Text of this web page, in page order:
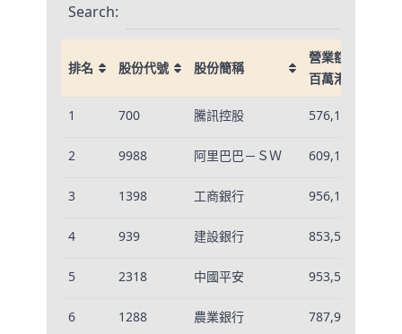
Search:
排名 股份代號 股份簡稱
營業額
百萬港元
股份簡稱
1 700 騰訊控股 576,115
2 9988 阿里巴巴－ＳＷ 609,156
3 1398 工商銀行 956,170
4 939 建設銀行 853,569
5 2318 中國平安 953,546
6 1288 農業銀行 787,968